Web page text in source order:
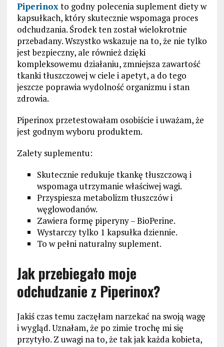
Piperinoxto godny polecenia suplement diety w
kapsułkach, który skutecznie wspomaga proces
odchudzania. Środek ten został wielokrotnie
przebadany. Wszystko wskazuje na to, że nie tylko
jest bezpieczny, ale również dzięki
kompleksowemu działaniu, zmniejsza zawartość
tkanki tłuszczowej w ciele i apetyt, a do tego
jeszcze poprawia wydolność organizmu i stan
zdrowia.
Piperinox przetestowałam osobiście i uważam, że
jest godnym wyboru produktem.
Zalety suplementu:
Skutecznie redukuje tkankę tłuszczową i
wspomaga utrzymanie właściwej wagi.
Przyspiesza metabolizm tłuszczów i
węglowodanów.
Zawiera formę piperyny – BioPerine.
Wystarczy tylko 1 kapsułka dziennie.
To w pełni naturalny suplement.
Jak przebiegało moje
odchudzanie z Piperinox?
Jakiś czas temu zaczęłam narzekać na swoją wagę
i wygląd. Uznałam, że po zimie trochę mi się
przytyło. Z uwagi na to, że tak jak każda kobieta,